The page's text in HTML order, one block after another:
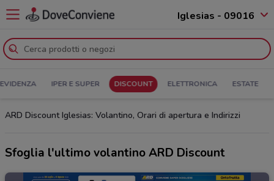
Iglesias - 09016
IPER E SUPER DISCOUNT ELETTRONICA ESTATE
ARD Discount Iglesias: Volantino, Orari di apertura e Indirizzi
Sfoglia l'ultimo volantino ARD Discount